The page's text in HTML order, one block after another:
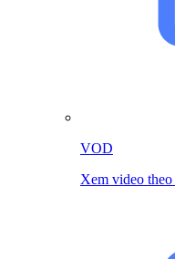
VOD
Xem video theo